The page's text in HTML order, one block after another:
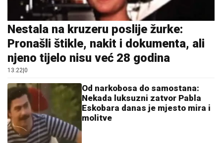
Nestala na kruzeru poslije žurke:
Pronašli štikle, nakit i dokumenta, ali
njeno tijelo nisu već 28 godina
13:22|0
Od narkobosa do samostana:
Nekada luksuzni zatvor Pabla
Eskobara danas je mjesto mira i
molitve